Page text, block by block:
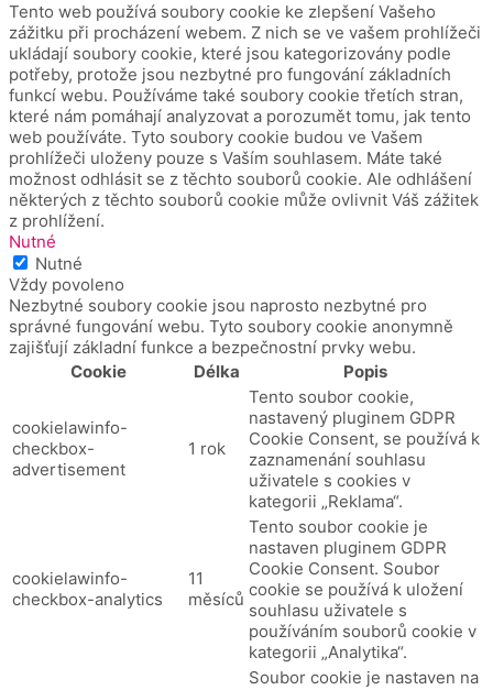
Tento web používá soubory cookie ke zlepšení Vašeho
zážitku při procházení webem. Z nich se ve vašem prohlížeči
ukládají soubory cookie, které jsou kategorizovány podle
potřeby, protože jsou nezbytné pro fungování základních
funkcí webu. Používáme také soubory cookie třetích stran,
které nám pomáhají analyzovat a porozumět tomu, jak tento
web používáte. Tyto soubory cookie budou ve Vašem
prohlížeči uloženy pouze s Vaším souhlasem. Máte také
možnost odhlásit se z těchto souborů cookie. Ale odhlášení
některých z těchto souborů cookie může ovlivnit Váš zážitek
z prohlížení.
Nutné
Nutné
Vždy povoleno
Nezbytné soubory cookie jsou naprosto nezbytné pro
správné fungování webu. Tyto soubory cookie anonymně
zajišťují základní funkce a bezpečnostní prvky webu.
Cookie
Délka Popis
cookielawinfo-
checkbox-
advertisement
1 rok
Tento soubor cookie,
nastavený pluginem GDPR
Cookie Consent, se používá k
zaznamenání souhlasu
uživatele s cookies v
kategorii „Reklama“.
cookielawinfo-
checkbox-analytics
11
měsíců
Tento soubor cookie je
nastaven pluginem GDPR
Cookie Consent. Soubor
cookie se používá k uložení
souhlasu uživatele s
používáním souborů cookie v
kategorii „Analytika“.
Soubor cookie je nastaven na